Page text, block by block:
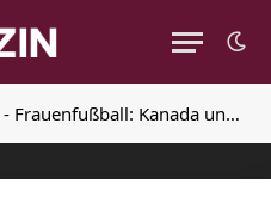
- Frauenfußball: Kanada und Costa Rica lösen WM-Tickets